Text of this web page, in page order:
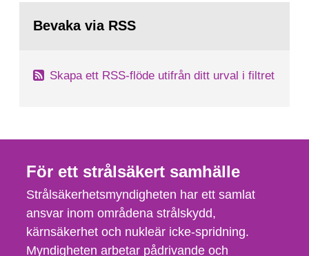
Bevaka via RSS
Skapa ett RSS-flöde utifrån ditt urval i filtret
För ett strålsäkert samhälle
Strålsäkerhetsmyndigheten har ett samlat
ansvar inom områdena strålskydd,
kärnsäkerhet och nukleär icke-spridning.
Myndigheten arbetar pådrivande och